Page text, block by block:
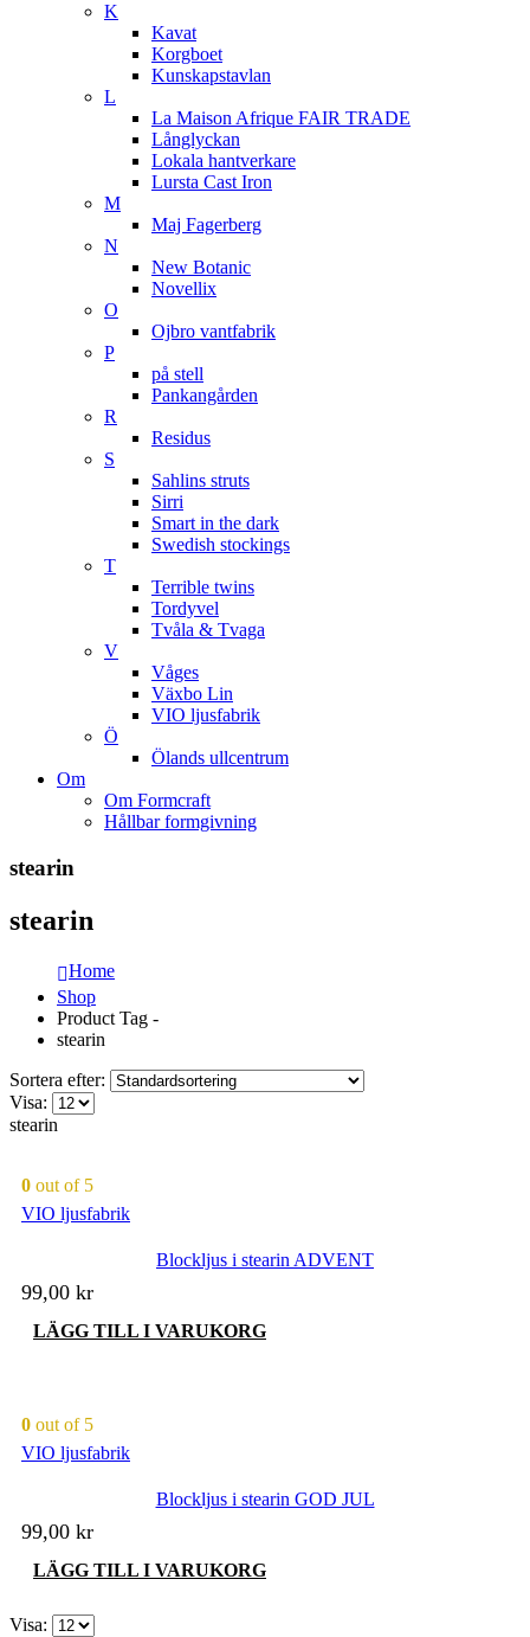
K
Kavat
Korgboet
Kunskapstavlan
L
La Maison Afrique FAIR TRADE
Långlyckan
Lokala hantverkare
Lursta Cast Iron
M
Maj Fagerberg
N
New Botanic
Novellix
O
Ojbro vantfabrik
P
på stell
Pankangården
R
Residus
S
Sahlins struts
Sirri
Smart in the dark
Swedish stockings
T
Terrible twins
Tordyvel
Tvåla & Tvaga
V
Våges
Växbo Lin
VIO ljusfabrik
Ö
Ölands ullcentrum
Om
Om Formcraft
Hållbar formgivning
stearin
stearin
Home
Shop
Product Tag -
stearin
Sortera efter:
Visa:
stearin
0 out of 5
VIO ljusfabrik
Blockljus i stearin ADVENT
99,00 kr
LÄGG TILL I VARUKORG
0 out of 5
VIO ljusfabrik
Blockljus i stearin GOD JUL
99,00 kr
LÄGG TILL I VARUKORG
Visa: